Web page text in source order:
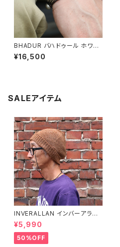
BHADUR バハドゥール ホワイ
トハートアンティークビーズ ブ
レスレット 金赤 #b126 日本製
¥16,500
SALEアイテム
INVERALLAN インバーアラン 1
00%ピュアウール ニットキャッ
プ 全8色
¥5,990
50%OFF